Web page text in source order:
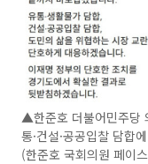
▲한준호 더불어민주당
통·건설·공공입찰 담합
(한준호 국회의원 페이